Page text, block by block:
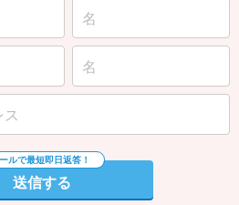
送信する